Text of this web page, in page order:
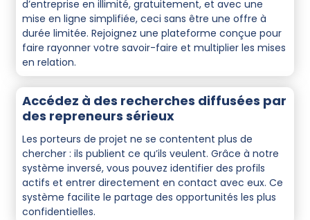
d’entreprise en illimité, gratuitement, et avec une
mise en ligne simplifiée, ceci sans être une offre à
durée limitée. Rejoignez une plateforme conçue pour
faire rayonner votre savoir-faire et multiplier les mises
en relation.
Accédez à des recherches diffusées par
des repreneurs sérieux
Les porteurs de projet ne se contentent plus de
chercher : ils publient ce qu’ils veulent. Grâce à notre
système inversé, vous pouvez identifier des profils
actifs et entrer directement en contact avec eux. Ce
système facilite le partage des opportunités les plus
confidentielles.